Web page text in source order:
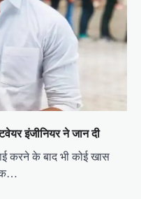
इंजीनियर ने जान दी
करने के बाद भी कोई खास